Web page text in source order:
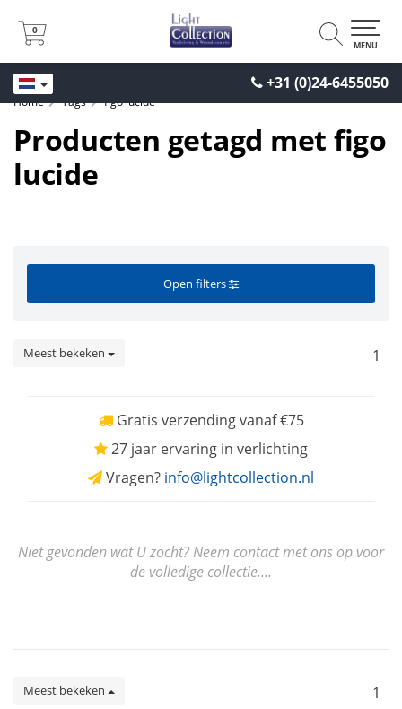
+31 (0)24-6455050
0
0
MENU
Home Tags figo lucide
Producten getagd met figo
lucide
Open filters
Meest bekeken 1
Gratis verzending vanaf €75
27 jaar ervaring in verlichting
Vragen? info@lightcollection.nl
Niet gevonden wat U zocht? Neem contact met ons op voor
de volledige collectie....
Meest bekeken 1